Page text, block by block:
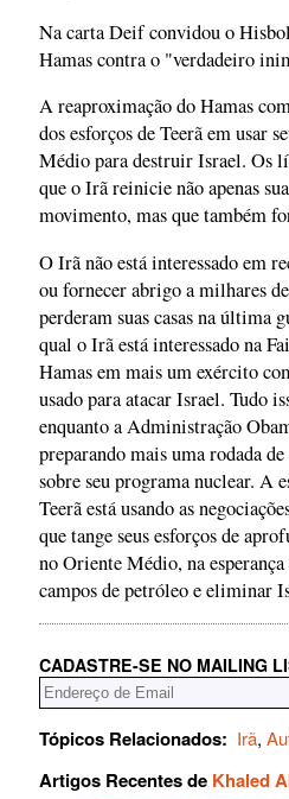
Na carta Deif convidou o
Hamas contra o "verdadeiro
A reaproximação do Hamas
dos esforços de Teerã em usar
Médio para destruir Israel. Os
que o Irã reinicie não apenas
movimento, mas que também
O Irã não está interessado em
ou fornecer abrigo a milhares
perderam suas casas na última
qual o Irã está interessado na
Hamas em mais um exército
usado para atacar Israel. Tudo
enquanto a Administração
preparando mais uma rodada
sobre seu programa nuclear. A
Teerã está usando as
que tange seus esforços de
no Oriente Médio, na esperança
campos de petróleo e eliminar
CADASTRE-SE NO MAILING
Tópicos Relacionados: Irã,
Artigos Recentes de Khaled